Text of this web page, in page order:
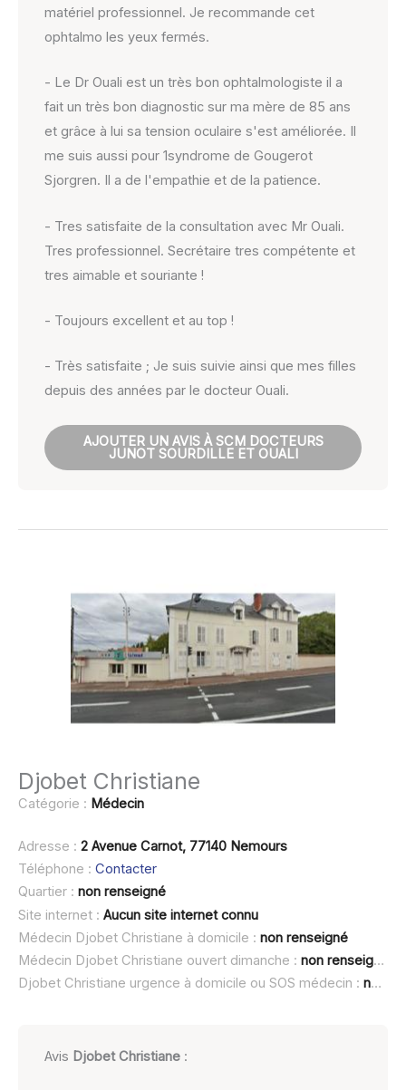
matériel professionnel. Je recommande cet
ophtalmo les yeux fermés.
- Le Dr Ouali est un très bon ophtalmologiste il a
fait un très bon diagnostic sur ma mère de 85 ans
et grâce à lui sa tension oculaire s'est améliorée. Il
me suis aussi pour 1syndrome de Gougerot
Sjorgren. Il a de l'empathie et de la patience.
- Tres satisfaite de la consultation avec Mr Ouali.
Tres professionnel. Secrétaire tres compétente et
tres aimable et souriante !
- Toujours excellent et au top !
- Très satisfaite ; Je suis suivie ainsi que mes filles
depuis des années par le docteur Ouali.
AJOUTER UN AVIS À SCM DOCTEURS
JUNOT SOURDILLE ET OUALI
Djobet Christiane
Catégorie : Médecin
Adresse : 2 Avenue Carnot, 77140 Nemours
Téléphone : Contacter
Quartier : non renseigné
Site internet : Aucun site internet connu
Médecin Djobet Christiane à domicile : non renseigné
Médecin Djobet Christiane ouvert dimanche : non renseigné
Djobet Christiane urgence à domicile ou SOS médecin : non renseigné
Avis Djobet Christiane :